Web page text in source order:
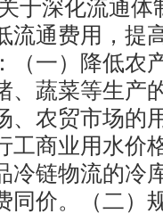
于深化流通体
流通费用，提
（一）降低农
、蔬菜等生产
、农贸市场的
工商业用水价
冷链物流的冷
同价。（二）